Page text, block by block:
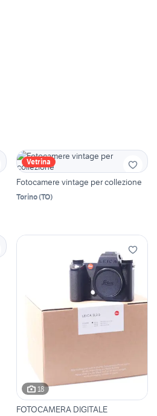
Vetrina
Fotocamere vintage per collezione
Torino(TO)
18
FOTOCAMERA DIGITALE